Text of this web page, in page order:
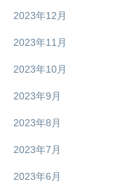
2023年12月
2023年11月
2023年10月
2023年9月
2023年8月
2023年7月
2023年6月